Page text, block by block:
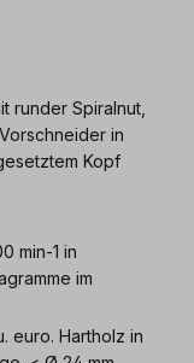
runder Spiralnut,
in
Kopf
min-1 in
im
euro. Hartholz in